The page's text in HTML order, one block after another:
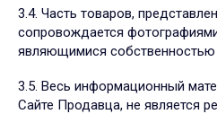
3.4. Часть товаров,
сопровождается
являющимися
3.5. Весь информационный
Сайте Продавца, не является